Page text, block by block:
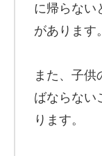
に帰らない
があります。
また、子供
ばならない
ります。